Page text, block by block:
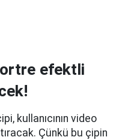
efektli
kullanıcının video
Çünkü bu çipin